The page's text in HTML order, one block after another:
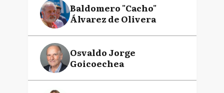
Baldomero "Cacho"
Álvarez de Olivera
Osvaldo Jorge
Goicoechea